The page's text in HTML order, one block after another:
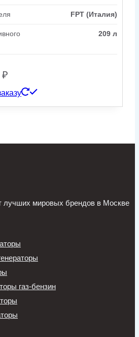
FPT (Италия)
209 л
₽
лучших мировых брендов в Москве
газ-бензин